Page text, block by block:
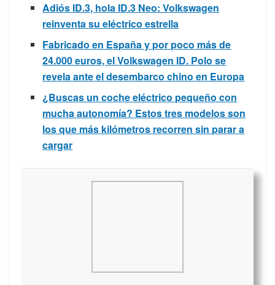
Adiós ID.3, hola ID.3 Neo: Volkswagen
reinventa su eléctrico estrella
Fabricado en España y por poco más de
24.000 euros, el Volkswagen ID. Polo se
revela ante el desembarco chino en Europa
¿Buscas un coche eléctrico pequeño con
mucha autonomía? Estos tres modelos son
los que más kilómetros recorren sin parar a
cargar